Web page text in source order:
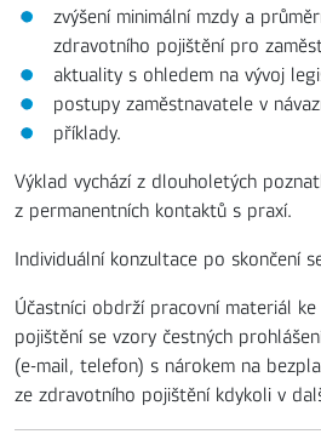
zvýšení minimální mzdy a
zdravotního pojištění pro
aktuality s ohledem na vývoj
postupy zaměstnavatele v
příklady.
Výklad vychází z dlouholetých
z permanentních kontaktů s praxí.
Individuální konzultace po skončení
Účastníci obdrží pracovní materiál
pojištění se vzory čestných
(e-mail, telefon) s nárokem na
ze zdravotního pojištění kdykoli v